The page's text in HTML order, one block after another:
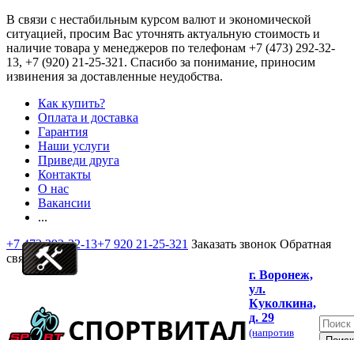
В связи с нестабильным курсом валют и экономической
ситуацией, просим Вас уточнять актуальную стоимость и
наличие товара у менеджеров по телефонам +7 (473) 292-32-
13, +7 (920) 21-25-321 . Спасибо за понимание, приносим
извинения за доставленные неудобства.
Как купить?
Оплата и доставка
Гарантия
Наши услуги
Приведи друга
Контакты
О нас
Вакансии
...
+7 473 292-32-13+7 920 21-25-321 Заказать звонок Обратная
связь
г. Воронеж,
ул.
Куколкина,
д. 29
(напротив